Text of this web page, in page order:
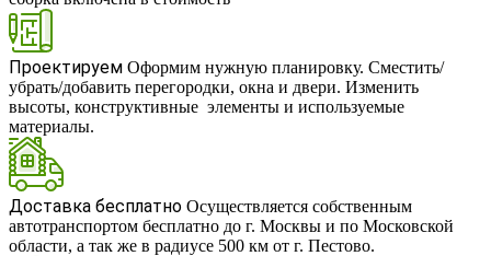
RUB
Проектируем Оформим нужную планировку. Сместить/
убрать/добавить перегородки, окна и двери. Изменить
высоты, конструктивные элементы и используемые
материалы.
Доставка бесплатно Осуществляется собственным
автотранспортом бесплатно до г. Москвы и по Московской
области, а так же в радиусе 500 км от г. Пестово.